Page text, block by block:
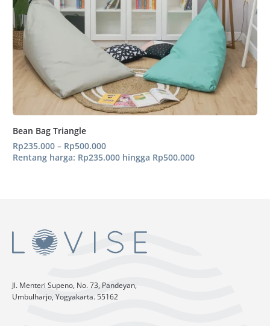
Bean Bag Triangle
Rp235.000 – Rp500.000
Rentang harga: Rp235.000 hingga Rp500.000
Jl. Menteri Supeno, No. 73, Pandeyan,
Umbulharjo, Yogyakarta. 55162